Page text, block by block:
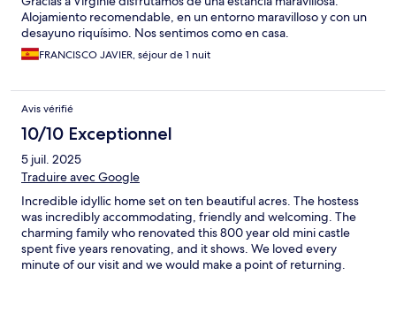
Alojamiento recomendable, en un entorno maravilloso y con un
desayuno riquísimo. Nos sentimos como en casa.
FRANCISCO JAVIER, séjour de 1 nuit
Avis vérifié
10/10 Exceptionnel
5 juil. 2025
Traduire avec Google
Incredible idyllic home set on ten beautiful acres. The hostess
was incredibly accommodating, friendly and welcoming. The
charming family who renovated this 800 year old mini castle
spent five years renovating, and it shows. We loved every
minute of our visit and we would make a point of returning.